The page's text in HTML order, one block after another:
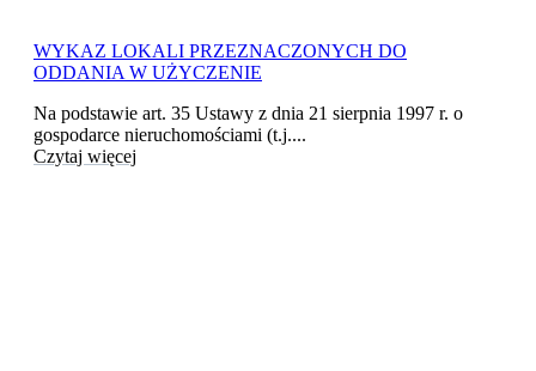
WYKAZ LOKALI PRZEZNACZONYCH DO
ODDANIA W UŻYCZENIE
Na podstawie art. 35 Ustawy z dnia 21 sierpnia 1997 r. o
gospodarce nieruchomościami (t.j....
Czytaj więcej